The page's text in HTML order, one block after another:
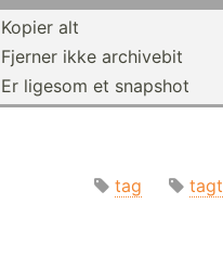
Kopier alt
Fjerner ikke archivebit
Er ligesom et snapshot
tag tagt